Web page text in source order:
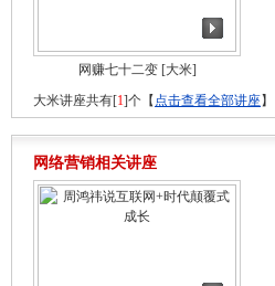
网赚七十二变[大米]
大米讲座共有[1]个【 点击查看全部讲座】
网络营销相关讲座